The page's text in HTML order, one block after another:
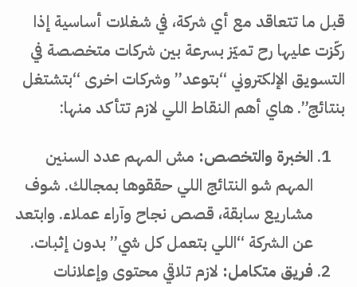
قبل ما تتعاقد مع أي شركة، في شغلات أساسية إذا
ركّزت عليها رح تميّز بسرعة بين شركات متخصصة في
التسويق الإلكتروني “بتوعد” وشركات اخرى “بتشتغل
بنتائج”. هاي أهم النقاط اللي لازم تتأكد منها:
الخبرة والتخصص: مش المهم عدد السنين
المهم شو النتائج اللي حققوها بمجالك. شوف
مشاريع سابقة، قصص نجاح وآراء عملاء. وابتعد
عن الشركة “اللي بتعمل كل شي” بدون إثبات.
فريق متكامل: لازم تلاقي محتوى وإعلانات